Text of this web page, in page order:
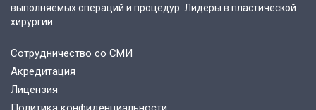
выполняемых операций и процедур. Лидеры в пластической
хирургии.
Сотрудничество со СМИ
Акредитация
Лицензия